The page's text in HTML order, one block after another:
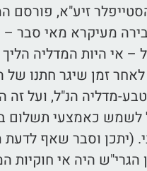
זיע"א, פורסם
מעיקרא מאי סבר –
היות המדליה הליך
זמן שיגר חתנו של
מדליה הנ"ל, ועל
לשמש כאמצעי
(יתכן וסבר שאף
היה אי חוקיות